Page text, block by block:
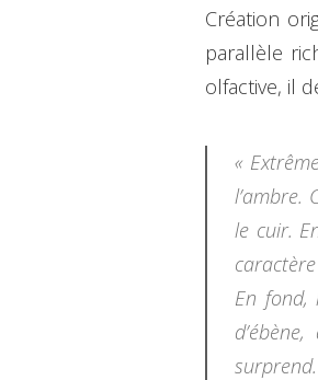
Création
parallèle
olfactive, il
«
l’ambre.
le cuir.
En fond,